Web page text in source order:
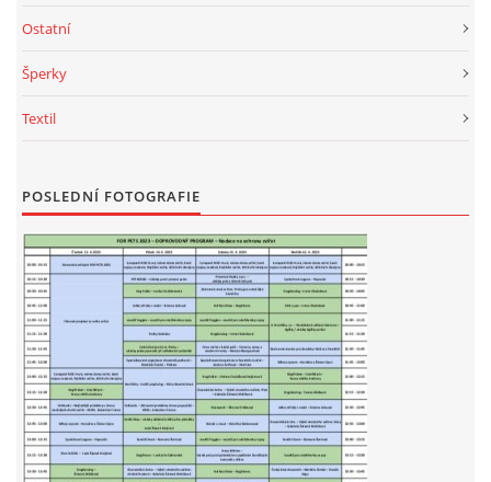
Ostatní
Šperky
Textil
POSLEDNÍ FOTOGRAFIE